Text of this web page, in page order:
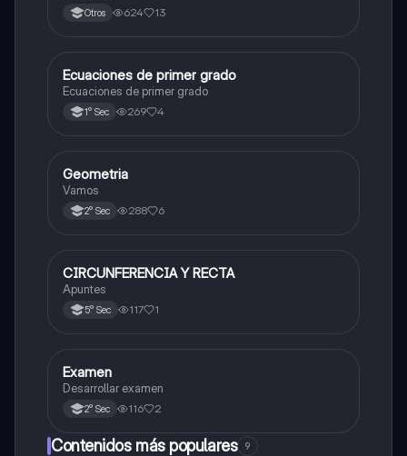
Otros 624 13
Matemáticas
Ecuaciones de primer grado
Ecuaciones de primer grado
1° Sec 269 4
Matemáticas
Geometria
Vamos
2° Sec 288 6
Matemáticas
CIRCUNFERENCIA Y RECTA
Apuntes
5° Sec 117 1
Matemáticas
Examen
Desarrollar examen
2° Sec 116 2
Contenidos más populares 9